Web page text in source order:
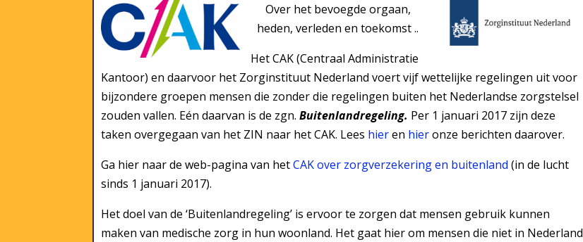
Over het bevoegde orgaan,
heden, verleden en toekomst ..
Het CAK (Centraal Administratie
Kantoor) en daarvoor het Zorginstituut Nederland voert vijf wettelijke regelingen uit voor
bijzondere groepen mensen die zonder die regelingen buiten het Nederlandse zorgstelsel
zouden vallen. Eén daarvan is de zgn. Buitenlandregeling. Per 1 januari 2017 zijn deze
taken overgegaan van het ZIN naar het CAK. Lees hieren hieronze berichten daarover.
Ga hier naar de web-pagina van hetCAK over zorgverzekering en buitenland (in de lucht
sinds 1 januari 2017).
Het doel van de ‘Buitenlandregeling’ is ervoor te zorgen dat mensen gebruik kunnen
maken van medische zorg in hun woonland. Het gaat hier om mensen die niet in Nederland